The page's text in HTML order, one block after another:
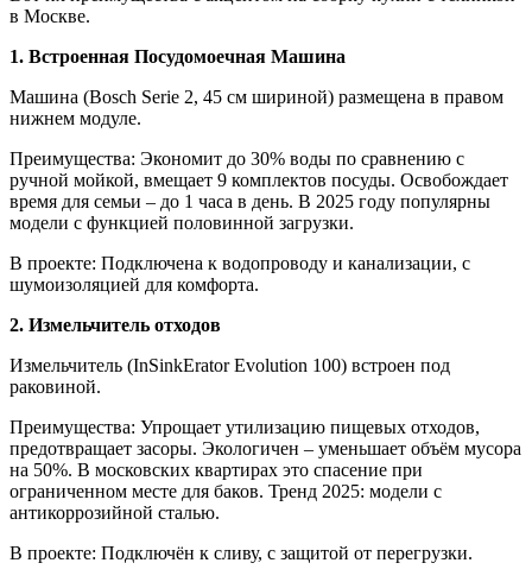
в Москве.
1. Встроенная Посудомоечная Машина
Машина (Bosch Serie 2, 45 см шириной) размещена в правом
нижнем модуле.
Преимущества: Экономит до 30% воды по сравнению с
ручной мойкой, вмещает 9 комплектов посуды. Освобождает
время для семьи – до 1 часа в день. В 2025 году популярны
модели с функцией половинной загрузки.
В проекте: Подключена к водопроводу и канализации, с
шумоизоляцией для комфорта.
2. Измельчитель отходов
Измельчитель (InSinkErator Evolution 100) встроен под
раковиной.
Преимущества: Упрощает утилизацию пищевых отходов,
предотвращает засоры. Экологичен – уменьшает объём мусора
на 50%. В московских квартирах это спасение при
ограниченном месте для баков. Тренд 2025: модели с
антикоррозийной сталью.
В проекте: Подключён к сливу, с защитой от перегрузки.